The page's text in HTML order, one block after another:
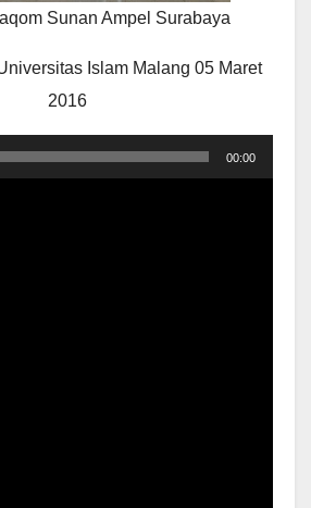
Sunan Ampel Surabaya
Islam Malang 05 Maret
2016
00:00